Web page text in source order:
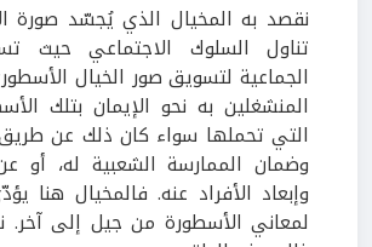
نقصد به المخيال الذي يُجسّد صورة
تناول السلوك الاجتماعي حيث
الجماعية لتسويق صور الخيال
المنشغلين به نحو الإيمان بتلك
التي تحملها سواء كان ذلك عن
وضمان الممارسة الشعبية له، أو
وإبعاد الأفراد عنه. فالمخيال هنا
لمعاني الأسطورة من جيل إلى آخر.